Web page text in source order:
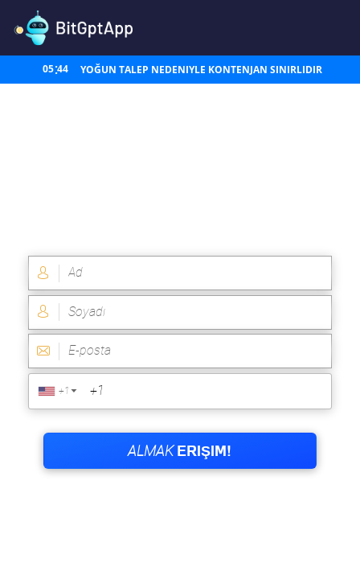
05 43 YOĞUN TALEP NEDENIYLE KONTENJAN SINIRLIDIR